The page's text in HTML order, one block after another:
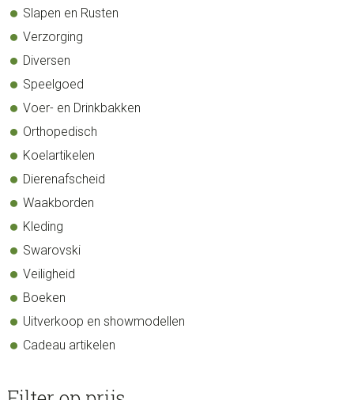
Slapen en Rusten
Verzorging
Diversen
Speelgoed
Voer- en Drinkbakken
Orthopedisch
Koelartikelen
Dierenafscheid
Waakborden
Kleding
Swarovski
Veiligheid
Boeken
Uitverkoop en showmodellen
Cadeau artikelen